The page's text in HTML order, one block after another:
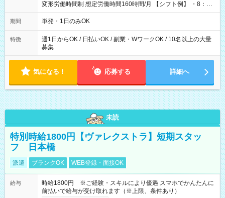
変形労働時間制 想定労働時間160時間/月 【シフト例】 ・8：00
～21：00
期間 単発・1日のみOK
特徴
週1日からOK / 日払いOK / 副業・WワークOK / 10名以上の大量
募集
気になる！ 応募する 詳細へ
未読
特別時給1800円【ヴァレクストラ】短期スタッ
フ 日本橋
派遣 ブランクOK WEB登録・面接OK
給与
時給1800円 ※ご経験・スキルにより優遇 スマホでかんたんに
前払いで給与が受け取れます（※上限、条件あり）